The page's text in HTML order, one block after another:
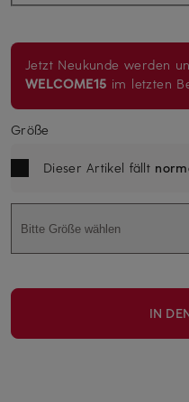
Jetzt Neukunde werden
WELCOME15 im letzten
Größe
Dieser Artikel fällt
Bitte Größe wählen
IN